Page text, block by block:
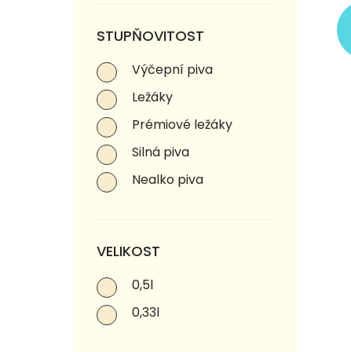
STUPŇOVITOST
Výčepní piva
Ležáky
Prémiové ležáky
Silná piva
Nealko piva
VELIKOST
0,5l
0,33l